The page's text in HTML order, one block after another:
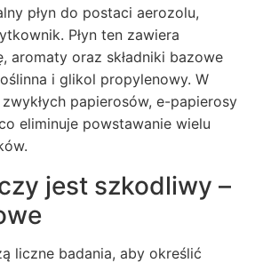
płyn do postaci aerozolu,
Płyn ten zawiera
aromaty oraz składniki bazowe
i glikol propylenowy. W
papierosów, e-papierosy
eliminuje powstawanie wielu
jest szkodliwy –
liczne badania, aby określić